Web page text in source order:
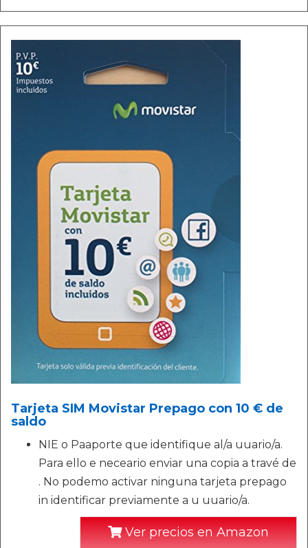
Tarjeta SIM Movistar Prepago con 10 € de
saldo
NIE o Paaporte que identifique al/a uuario/a.
Para ello e neceario enviar una copia a travé de
. No podemo activar ninguna tarjeta prepago
in identificar previamente a u uuario/a.
Ver precios en Amazon